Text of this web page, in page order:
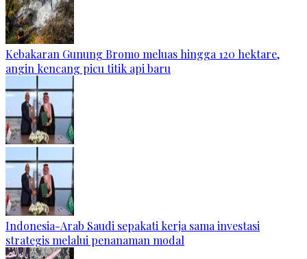
Kebakaran Gunung Bromo meluas hingga 120 hektare,
angin kencang picu titik api baru
Indonesia-Arab Saudi sepakati kerja sama investasi
strategis melalui penanaman modal